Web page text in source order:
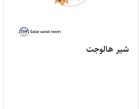
شیر هالوجت